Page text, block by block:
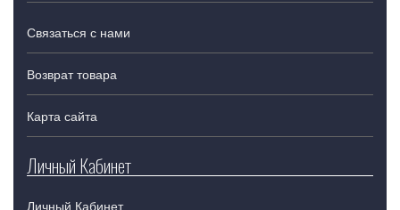
Связаться с нами
Возврат товара
Карта сайта
Личный Кабинет
Личный Кабинет